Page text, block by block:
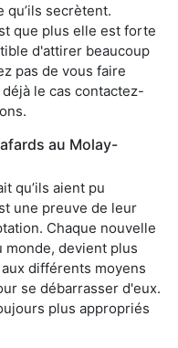
secrètent.
que plus elle est forte
d'attirer beaucoup
pas de vous faire
le cas contactez-
au Molay-
qu’ils aient pu
une preuve de leur
Chaque nouvelle
monde, devient plus
différents moyens
se débarrasser d'eux.
plus appropriés